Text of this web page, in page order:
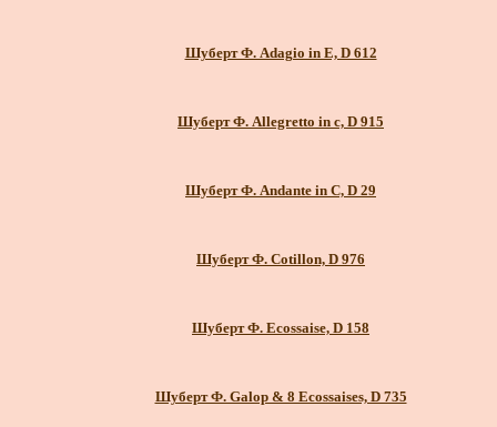
Шуберт Ф. Adagio in E, D 612
Шуберт Ф. Allegretto in c, D 915
Шуберт Ф. Andante in C, D 29
Шуберт Ф. Cotillon, D 976
Шуберт Ф. Ecossaise, D 158
Шуберт Ф. Galop & 8 Ecossaises, D 735